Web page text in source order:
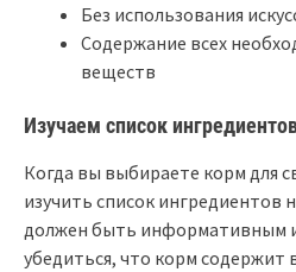
Без использования
Содержание всех
веществ
Изучаем список
Когда вы выбираете корм для
изучить список ингредиентов
должен быть информативным
убедиться, что корм содержит